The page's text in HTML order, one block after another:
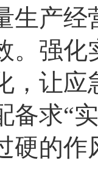
生产经
。强化
，让应
备求“
硬的